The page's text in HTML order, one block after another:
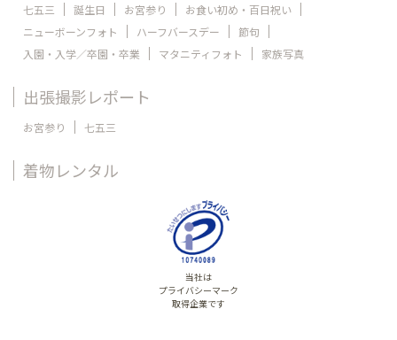
七五三 誕生日 お宮参り
お食い初め・百日祝い
ニューボーンフォト
ハーフバースデー
節句
入園・入学／卒園・卒業
マタニティフォト 家族写真
出張撮影レポート
お宮参り 七五三
着物レンタル
当社は
プライバシーマーク
取得企業です